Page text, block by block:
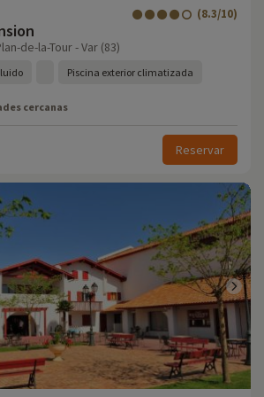
(8.3/10)
de-la-Tour - Var (83)
Piscina exterior climatizada
cercanas
Reservar